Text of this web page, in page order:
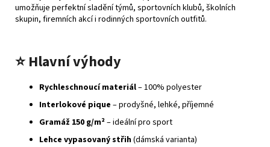
umožňuje perfektní sladění týmů, sportovních klubů, školních
skupin, firemních akcí i rodinných sportovních outfitů.
⭐Hlavní výhody
Rychleschnoucí materiál– 100% polyester
Interlokové pique – prodyšné, lehké, příjemné
Gramáž 150 g/m²– ideální pro sport
Lehce vypasovaný střih(dámská varianta)